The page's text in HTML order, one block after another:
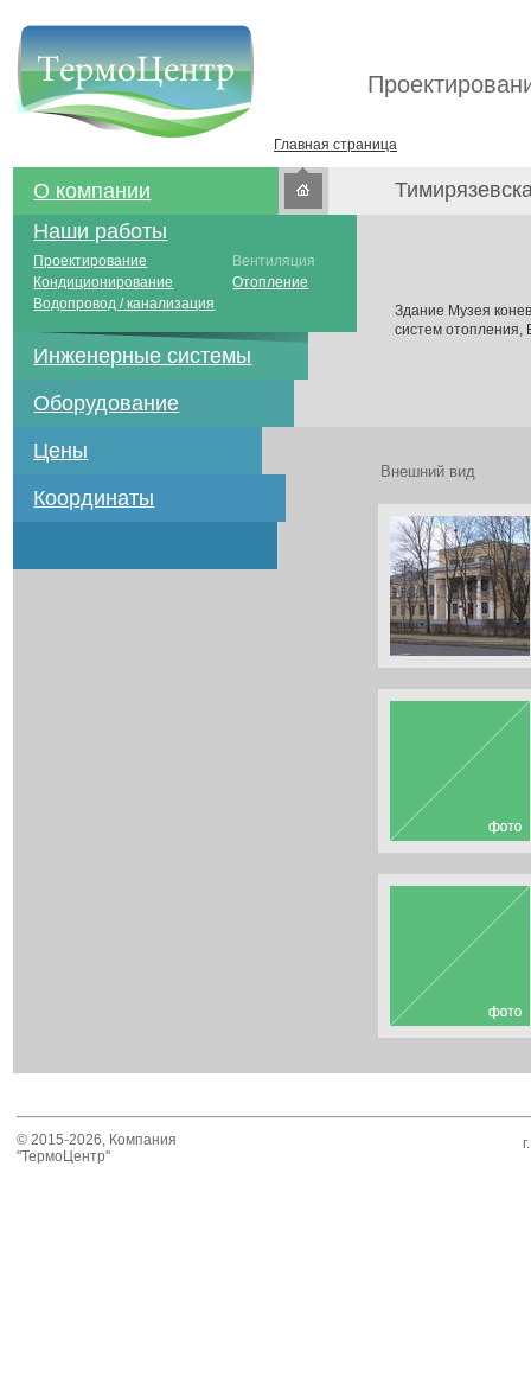
Главная страница
О компании
Наши работы
Проектирование
Кондиционирование
Водопровод / канализация
Вентиляция
Отопление
Инженерные системы
Оборудование
Цены
Координаты
Здание Музея
систем отопления,
Внешний вид
© 2015-2026, Компания
"ТермоЦентр"